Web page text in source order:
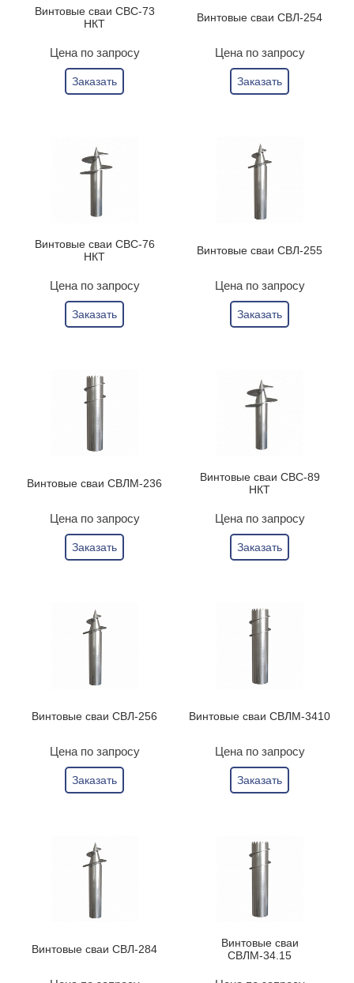
Винтовые сваи СВС-73
НКТ
Цена по запросу
Заказать
Винтовые сваи СВЛ-254
Цена по запросу
Заказать
Винтовые сваи СВС-76
НКТ
Цена по запросу
Заказать
Винтовые сваи СВЛ-255
Цена по запросу
Заказать
Винтовые сваи СВЛМ-236
Цена по запросу
Заказать
Винтовые сваи СВС-89
НКТ
Цена по запросу
Заказать
Винтовые сваи СВЛ-256
Цена по запросу
Заказать
Винтовые сваи СВЛМ-3410
Цена по запросу
Заказать
Винтовые сваи СВЛ-284
Винтовые сваи
СВЛМ-34.15